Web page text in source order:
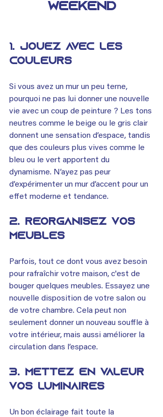
weekend
1. Jouez avec les
couleurs
Si vous avez un mur un peu terne,
pourquoi ne pas lui donner une nouvelle
vie avec un coup de peinture ? Les tons
neutres comme le beige ou le gris clair
donnent une sensation d’espace, tandis
que des couleurs plus vives comme le
bleu ou le vert apportent du
dynamisme. N’ayez pas peur
d’expérimenter un mur d’accent pour un
effet moderne et tendance.
2.
Réorganisez vos
meubles
Parfois, tout ce dont vous avez besoin
pour rafraîchir votre maison, c'est de
bouger quelques meubles. Essayez une
nouvelle disposition de votre salon ou
de votre chambre. Cela peut non
seulement donner un nouveau souffle à
votre intérieur, mais aussi améliorer la
circulation dans l’espace.
3.
Mettez en valeur
vos luminaires
Un bon éclairage fait toute la